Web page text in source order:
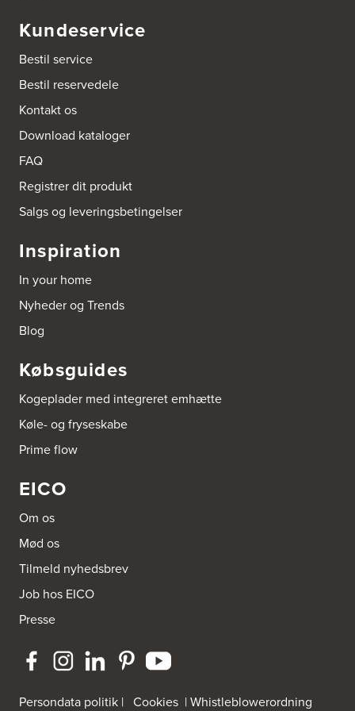
Aubo Køkken & Bad Helsingør
Fabriksvej 3
3000 Helsingør
Tel.:49266959
http://www.aubo.dk
Aubo Køkken & Bad Kalundborg
Elmegade 41
Tel.:
Aubo Køkken & Bad Køge
4600 Køge
Tel.:25544600
http://www.aubo.dk
Aubo Køkken & Bad Odense
Tagtækkervej 7
http://www.aubo.dk
Aubo Køkken & Bad Ringsted
Nørregade 27 A
4100 Ringsted
Tel.: 55700954
Hedegaardvej 1, Durup
7870 Roslev
Tel.:60855409
http://www.aubo.dk
Fisketorvet 4H
Tel.: 20488824
http://www.aubo.dk
Aubo Køkken & Bad Sølsted
Kundeservice
Bestil service
Bestil reservedele
Kontakt os
Download kataloger
FAQ
Registrer dit produkt
Salgs og leveringsbetingelser
Inspiration
In your home
Nyheder og Trends
Blog
Købsguides
Kogeplader med integreret emhætte
Køle- og fryseskabe
Prime flow
EICO
Om os
Mød os
Tilmeld nyhedsbrev
Job hos EICO
Presse
Persondata politik | Cookies |Whistleblowerordning